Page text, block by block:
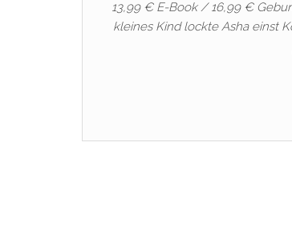
13,99 € E-Book / 16,99 €
kleines Kind lockte Asha einst